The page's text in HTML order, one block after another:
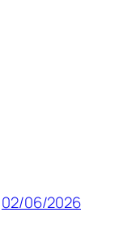
02/06/2026